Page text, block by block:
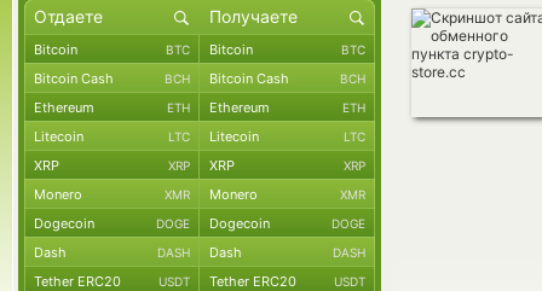
Bitcoin BTC Bitcoin BTC
Bitcoin Cash BCH Bitcoin Cash BCH
Ethereum ETH Ethereum ETH
Litecoin LTC Litecoin LTC
XRP XRP XRP XRP
Monero XMR Monero XMR
Dogecoin DOGE Dogecoin DOGE
Dash DASH Dash DASH
Tether ERC20 USDT Tether ERC20 USDT